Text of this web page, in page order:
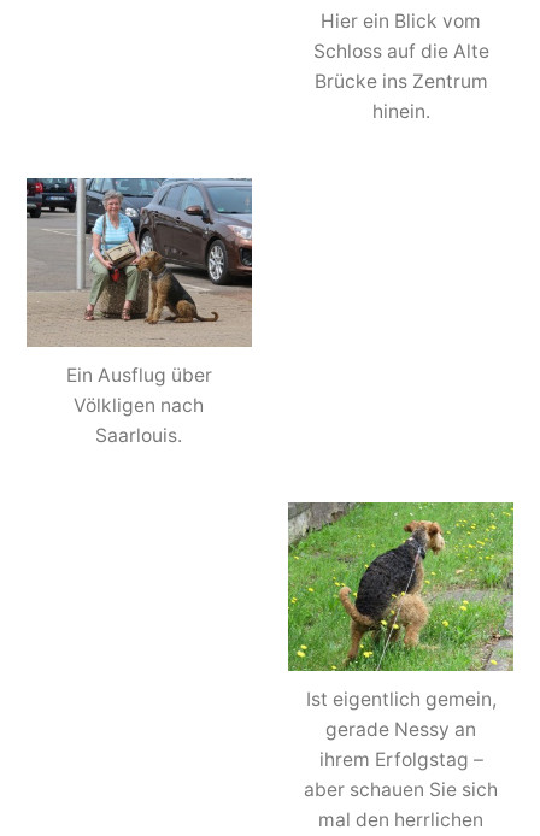
Hier ein Blick vom
Schloss auf die Alte
Brücke ins Zentrum
hinein.
Ein Ausflug über
Völkligen nach
Saarlouis.
Ist eigentlich gemein,
gerade Nessy an
ihrem Erfolgstag –
aber schauen Sie sich
mal den herrlichen